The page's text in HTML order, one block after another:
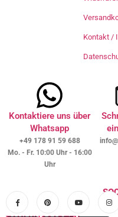
Kontakt /
Kontaktiere uns über
Whatsapp
+49 178 91 59 688
Mo. - Fr. 10:00 Uhr - 16:00
Uhr